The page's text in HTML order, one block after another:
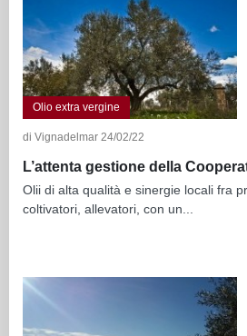
Olio extra vergine
di Vignadelmar 24/02/22
L’attenta gestione della
Olii di alta qualità e sinergie locali fra
coltivatori, allevatori, con un...